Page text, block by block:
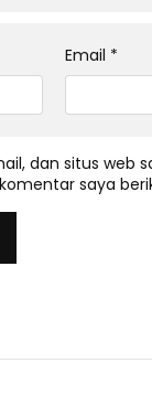
Email *
dan situs web
saya